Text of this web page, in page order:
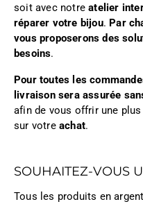
soit avec notreatelier
réparer votre bijou. Par
vous proposerons des
besoins.
Pour toutes les
livraison sera assurée
afin de vous offrir une
sur votre achat.
SOUHAITEZ-VOUS
Tous les produits en